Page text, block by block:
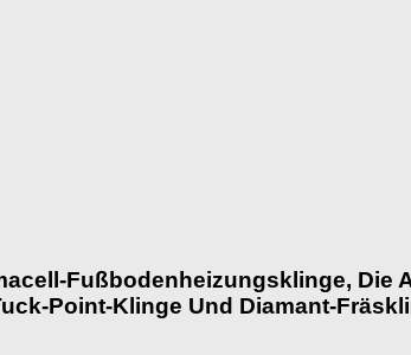
Fußbodenheizungsklinge, Die
Point-Klinge Und Diamant-